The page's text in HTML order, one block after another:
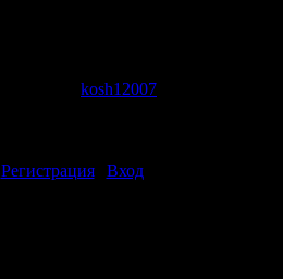
kosh12007
Регистрация| Вход]